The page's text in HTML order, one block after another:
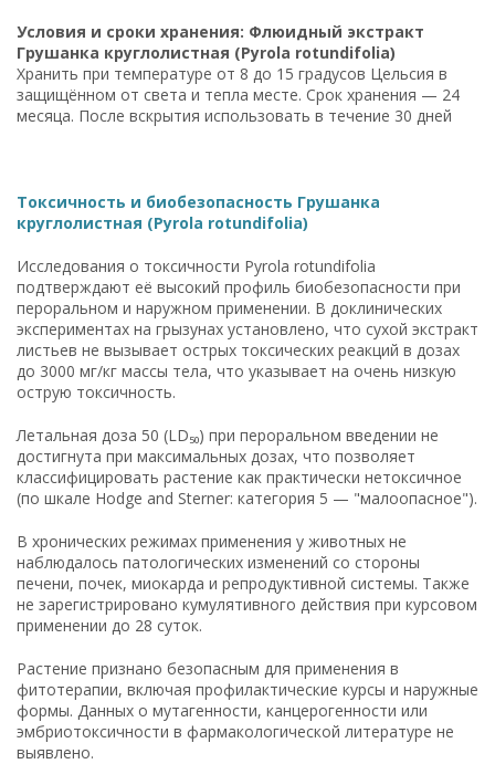
Условия и сроки хранения: Флюидный экстракт
Грушанка круглолистная (Pyrola rotundifolia)
Хранить при температуре от 8 до 15 градусов Цельсия в
защищённом от света и тепла месте. Срок хранения — 24
месяца. После вскрытия использовать в течение 30 дней
Токсичность и биобезопасность Грушанка
круглолистная (Pyrola rotundifolia)
Исследования о токсичности Pyrola rotundifolia
подтверждают её высокий профиль биобезопасности при
пероральном и наружном применении. В доклинических
экспериментах на грызунах установлено, что сухой экстракт
листьев не вызывает острых токсических реакций в дозах
до 3000 мг/кг массы тела, что указывает на очень низкую
острую токсичность.
Летальная доза 50 (LD₅₀) при пероральном введении не
достигнута при максимальных дозах, что позволяет
классифицировать растение как практически нетоксичное
(по шкале Hodge and Sterner: категория 5 — "малоопасное").
В хронических режимах применения у животных не
наблюдалось патологических изменений со стороны
печени, почек, миокарда и репродуктивной системы. Также
не зарегистрировано кумулятивного действия при курсовом
применении до 28 суток.
Растение признано безопасным для применения в
фитотерапии, включая профилактические курсы и наружные
формы. Данных о мутагенности, канцерогенности или
эмбриотоксичности в фармакологической литературе не
выявлено.